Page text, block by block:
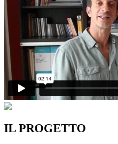
IL PROGETTO